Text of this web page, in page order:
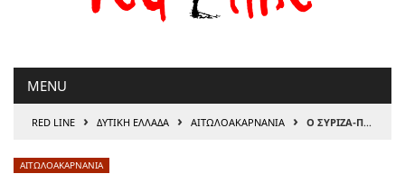
MENU
RED LINE › ΔΥΤΙΚΗ ΕΛΛΑΔΑ › ΑΙΤΩΛΟΑΚΑΡΝΑΝΊΑ › Ο ΣΥΡΙΖΑ-ΠΣ Αιτωλ/νίας καλεί τα μέλη και τους φίλους για μια πρώτη γνωριμία με τους υποψήφιους Ευρωβουλευτές του κόμματος στην Περιφέρεια Δυτικής Ελλάδας!
ΑΙΤΩΛΟΑΚΑΡΝΑΝΊΑ